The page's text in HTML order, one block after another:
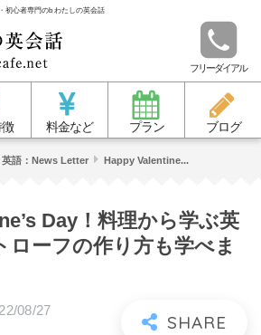
初心者専門のb わたしの英会話
フリーダイアル
料金など プラン ブログ
英語：News Letter Happy Valentine...
Day！料理から学ぶ英
ローフの作り方も学べま
08/27